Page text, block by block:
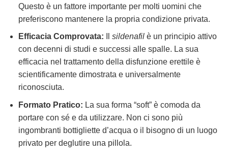
Questo è un fattore importante per molti uomini che
preferiscono mantenere la propria condizione privata.
Efficacia Comprovata: sildenafilè un principio attivo
con decenni di studi e successi alle spalle. La sua
efficacia nel trattamento della disfunzione erettile è
scientificamente dimostrata e universalmente
riconosciuta.
Formato Pratico: La sua forma “soft” è comoda da
portare con sé e da utilizzare. Non ci sono più
ingombranti bottigliette d’acqua o il bisogno di un luogo
privato per deglutire una pillola.